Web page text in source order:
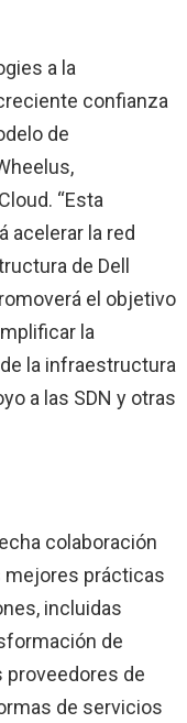
a la
confianza
de
“Esta
acelerar la red
de Dell
el objetivo
la
la infraestructura
a las SDN y otras
colaboración
mejores prácticas
incluidas
de
proveedores de
de servicios